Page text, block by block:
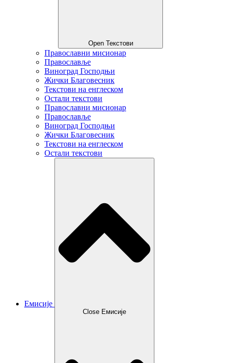
Open Текстови
Православни мисионар
Православље
Виноград Господњи
Жички Благовесник
Текстови на енглеском
Остали текстови
Православни мисионар
Православље
Виноград Господњи
Жички Благовесник
Текстови на енглеском
Остали текстови
Емисије
Close Емисије